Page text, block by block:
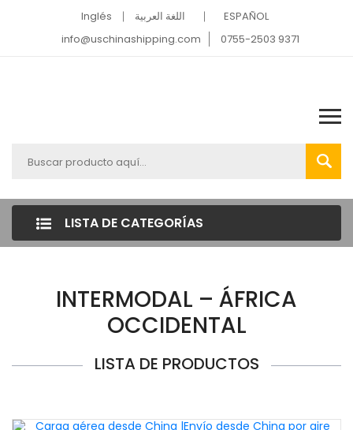
Inglés اللغة العربية
ESPAÑOL
info@uschinashipping.com
0755-2503 9371
LISTA DE CATEGORÍAS
INTERMODAL – ÁFRICA
OCCIDENTAL
LISTA DE PRODUCTOS